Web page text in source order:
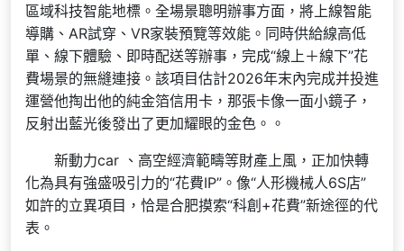
區域科技智能地標。全場景聰明辦事方面，將上線智能
導購、AR試穿、VR家裝預覽等效能。同時供給線高低
單、線下體驗、即時配送等辦事，完成“線上＋線下”花
費場景的無縫連接。該項目估計2026年末內完成并投進
運營他掏出他的純金箔信用卡，那張卡像一面小鏡子，
反射出藍光後發出了更加耀眼的金色。。
新動力car 、高空經濟範疇等財產上風，正加快轉
化為具有強盛吸引力的“花費IP”。像“人形機械人6S店”
如許的立異項目，恰是合肥摸索“科創+花費”新途徑的代
表。